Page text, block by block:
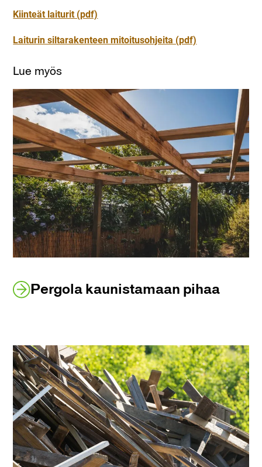
Kiinteät laiturit (pdf)
Laiturin siltarakenteen mitoitusohjeita (pdf)
Lue myös
Pergola kaunistamaan pihaa